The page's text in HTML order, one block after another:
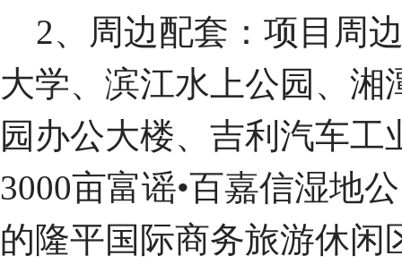
2、周边配套：项目周
大学、滨江水上公园、
园办公大楼、吉利汽车
3000亩富谣•百嘉信湿地
的隆平国际商务旅游休闲